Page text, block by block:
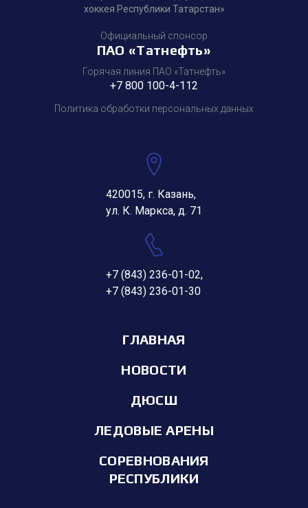
хоккея Республики Татарстан»
Официальный спонсор
ПАО «Татнефть»
Горячая линия ПАО «Татнефть»
+7 800 100-4-112
Политика обработки персональных данных
420015, г. Казань,
ул. К. Маркса, д. 71
+7 (843) 236-01-02,
+7 (843) 236-01-30
ГЛАВНАЯ
НОВОСТИ
ДЮСШ
ЛЕДОВЫЕ АРЕНЫ
СОРЕВНОВАНИЯ
РЕСПУБЛИКИ